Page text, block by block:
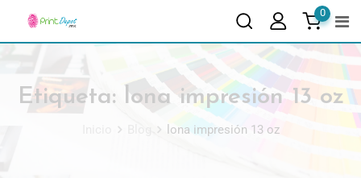
0
Etiqueta: lona impresión 13 oz
lona impresión 13 oz